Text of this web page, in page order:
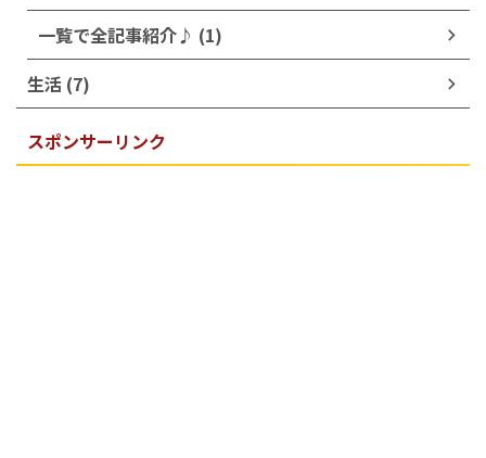
一覧で全記事紹介♪ (1)
生活 (7)
スポンサーリンク